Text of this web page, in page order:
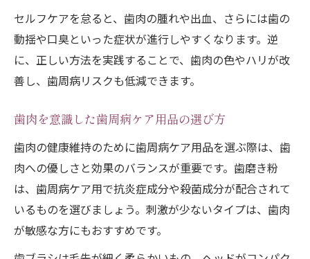
セルフケアを怠ると、歯肉の腫れや出血、さらには歯の
動揺や口臭といった症状が進行しやすくなります。逆
に、正しい方法を実践することで、歯肉の色やハリが改
善し、歯周病リスクも低減できます。
歯肉を意識した歯周病ケア用品の選び方
歯肉の健康維持のために歯周病ケア用品を選ぶ際は、歯
肉への優しさと効果のバランスが重要です。歯磨き粉
は、歯周病ケア用で抗炎症成分や殺菌成分が配合されて
いるものを選びましょう。刺激が少ないタイプは、歯肉
が敏感な方にもおすすめです。